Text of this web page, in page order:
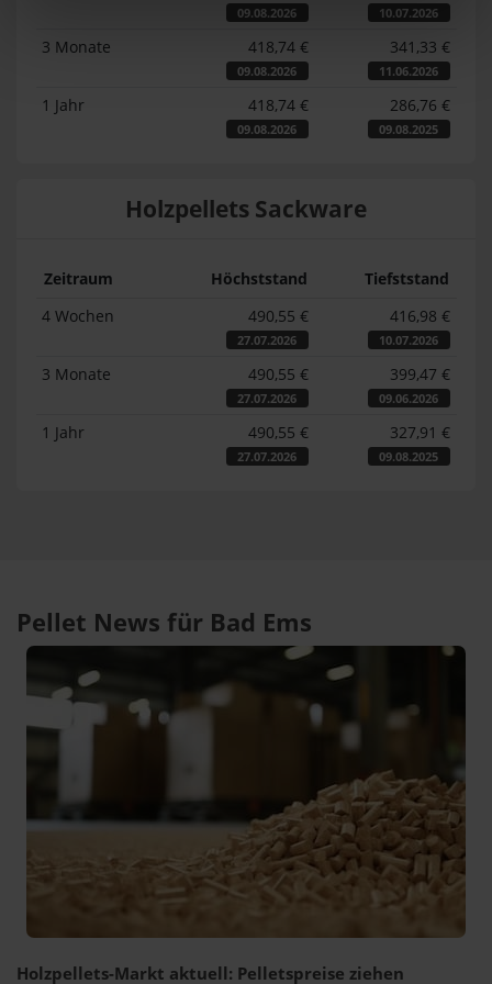
09.08.2026 10.07.2026
3 Monate 418,74 €
09.08.2026
341,33 €
11.06.2026
1 Jahr 418,74 €
09.08.2026
286,76 €
09.08.2025
Holzpellets Sackware
Zeitraum Höchststand
Tiefststand
4 Wochen
490,55 €
27.07.2026
416,98 €
10.07.2026
3 Monate 490,55 €
27.07.2026
399,47 €
09.06.2026
1 Jahr 490,55 €
27.07.2026
327,91 €
09.08.2025
Pellet News für Bad Ems
Holzpellets-Markt aktuell: Pelletspreise ziehen